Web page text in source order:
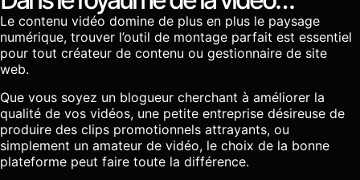
Le contenu vidéo domine de plus en plus le paysage
numérique, trouver l’outil de montage parfait est essentiel
pour tout créateur de contenu ou gestionnaire de site
web.
Que vous soyez un blogueur cherchant à améliorer la
qualité de vos vidéos, une petite entreprise désireuse de
produire des clips promotionnels attrayants, ou
simplement un amateur de vidéo, le choix de la bonne
plateforme peut faire toute la différence.